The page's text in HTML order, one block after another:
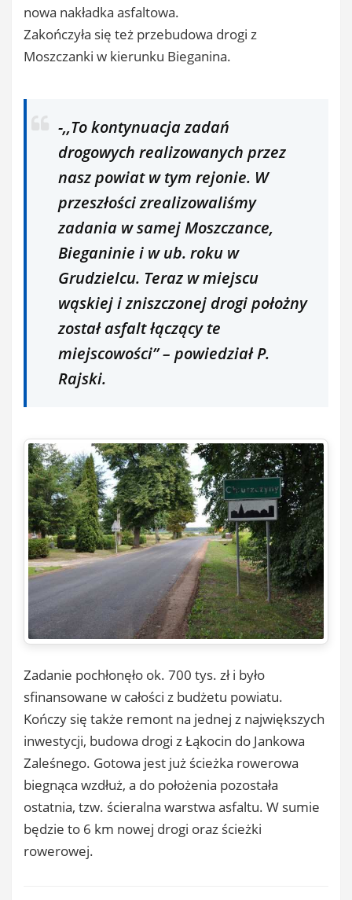
nowa nakładka asfaltowa.
Zakończyła się też przebudowa drogi z
Moszczanki w kierunku Bieganina.
-,,To kontynuacja zadań
drogowych realizowanych przez
nasz powiat w tym rejonie. W
przeszłości zrealizowaliśmy
zadania w samej Moszczance,
Bieganinie i w ub. roku w
Grudzielcu. Teraz w miejscu
wąskiej i zniszczonej drogi położny
został asfalt łączący te
miejscowości’’ – powiedział P.
Rajski.
Zadanie pochłonęło ok. 700 tys. zł i było
sfinansowane w całości z budżetu powiatu.
Kończy się także remont na jednej z największych
inwestycji, budowa drogi z Łąkocin do Jankowa
Zaleśnego. Gotowa jest już ścieżka rowerowa
biegnąca wzdłuż, a do położenia pozostała
ostatnia, tzw. ścieralna warstwa asfaltu. W sumie
będzie to 6 km nowej drogi oraz ścieżki
rowerowej.